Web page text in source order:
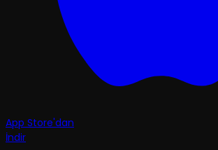
App Store'dan
İndir